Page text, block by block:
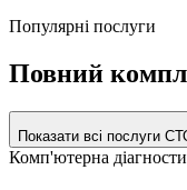
Популярні послуги
Повний
Показати всі послуги
Комп'ютерна